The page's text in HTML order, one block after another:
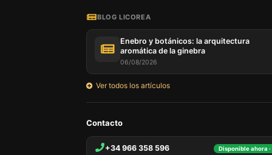
BLOG LICOREA
Enebro y botánicos: la arquitectura
aromática de la ginebra
06/08/2026
Ver todos los artículos
Contacto
+34 966 358 596 Disponible ahora
por
que